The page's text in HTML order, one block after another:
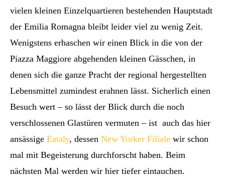
vielen kleinen Einzelquartieren bestehenden Hauptstadt
der Emilia Romagna bleibt leider viel zu wenig Zeit.
Wenigstens erhaschen wir einen Blick in die von der
Piazza Maggiore abgehenden kleinen Gässchen, in
denen sich die ganze Pracht der regional hergestellten
Lebensmittel zumindest erahnen lässt. Sicherlich einen
Besuch wert – so lässt der Blick durch die noch
verschlossenen Glastüren vermuten – ist auch das hier
ansässige Eataly, dessen New Yorker Filiale wir schon
mal mit Begeisterung durchforscht haben. Beim
nächsten Mal werden wir hier tiefer eintauchen.